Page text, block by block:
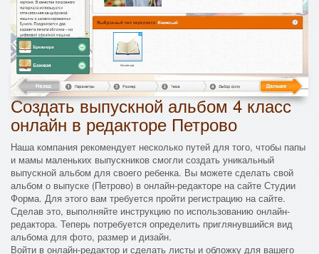
Создать выпускной альбом 4 класс
онлайн в редакторе Петрово
Наша компания рекомендует несколько путей для того, чтобы папы
и мамы маленьких выпускников смогли создать уникальный
выпускной альбом для своего ребенка. Вы можете сделать свой
альбом о выпуске (Петрово) в онлайн-редакторе на сайте Студии
Форма. Для этого вам требуется пройти регистрацию на сайте.
Сделав это, выполняйте инструкцию по использованию онлайн-
редактора. Теперь потребуется определить приглянувшийся вид
альбома для фото, размер и дизайн.
Войти в онлайн-редактор и сделать листы и обложку для вашего